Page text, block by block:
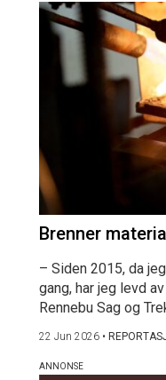
Brenner
– Siden 2015, da
gang, har jeg levd
Rennebu Sag og
22 Jun 2026 •